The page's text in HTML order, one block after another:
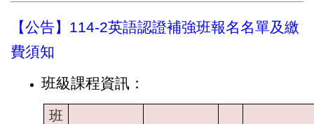
【公告】114-2英語認證補強班報名名單及繳
費須知
班級課程資訊：
班